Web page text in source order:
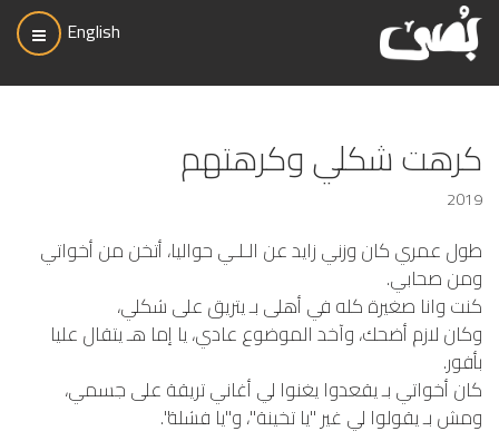
English
كرهت شكلي وكرهتهم
2019
طول عمري كان وزني زايد عن الـلـي حواليا، أتخن من أخواتي
ومن صحابي.
كنت وانا صغيرة كله في أهلى بـ يتريق على شكلي،
وكان لازم أضحك، وآخد الموضوع عادي، يا إما هـ يتقال عليا
بأفور.
كان أخواتي بـ يقعدوا يغنوا لي أغاني تريقة على جسمي،
ومش بـ يقولوا لي غير "يا تخينة"، و"يا فشلة".